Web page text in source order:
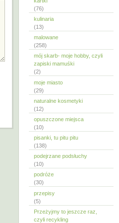
(76)
kulinaria
(13)
malowane
(258)
mój skarb- moje hobby, czyli
zapiski mamuśki
(2)
moje miasto
(29)
naturalne kosmetyki
(12)
opuszczone miejsca
(10)
pisanki, tu pitu pitu
(138)
podejrzane podsłuchy
(10)
podróże
(30)
przepisy
(5)
Przeżyjmy to jeszcze raz,
czyli recykling